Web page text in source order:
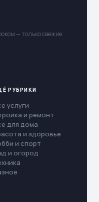
— только свежие
РУБРИКИ
услуги
и ремонт
для дома
и здоровье
и спорт
и огород